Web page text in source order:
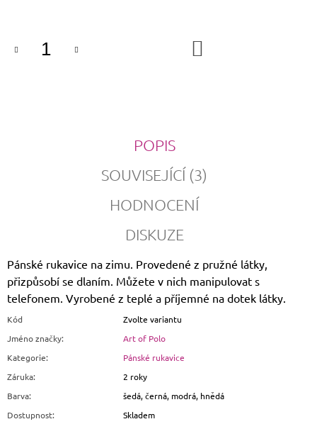
POPIS
SOUVISEJÍCÍ (3)
HODNOCENÍ
DISKUZE
Pánské rukavice na zimu. Provedené z pružné látky,
přizpůsobí se dlaním. Můžete v nich manipulovat s
telefonem. Vyrobené z teplé a příjemné na dotek látky.
Kód
Zvolte variantu
Jméno značky:
Art of Polo
Kategorie:
Pánské rukavice
Záruka:
2 roky
Barva:
šedá, černá, modrá, hnědá
Dostupnost:
Skladem